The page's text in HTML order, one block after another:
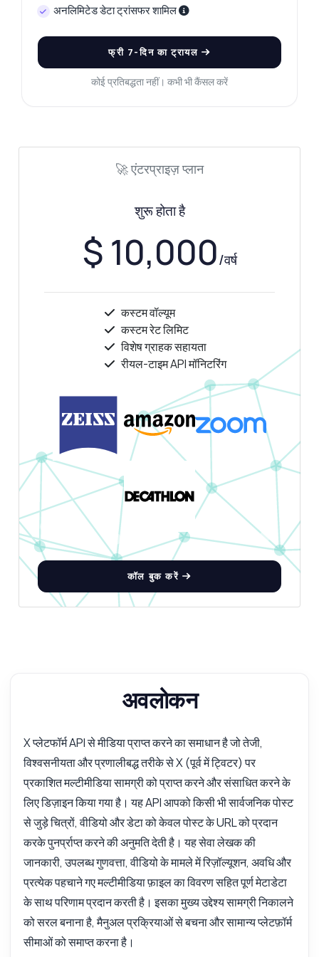
अनलिमिटेड डेटा ट्रांसफर शामिल
फ्री 7-दिन का ट्रायल
कोई प्रतिबद्धता नहीं। कभी भी कैंसल करें
🚀 एंटरप्राइज़ प्लान
शुरू होता है
$ 10,000/वर्ष
कस्टम वॉल्यूम
कस्टम रेट लिमिट
विशेष ग्राहक सहायता
रीयल-टाइम API मॉनिटरिंग
कॉल बुक करें
अवलोकन
X प्लेटफॉर्म API से मीडिया प्राप्त करने का समाधान है जो तेजी,
विश्वसनीयता और प्रणालीबद्ध तरीके से X (पूर्व में ट्विटर) पर
प्रकाशित मल्टीमीडिया सामग्री को प्राप्त करने और संसाधित करने के
लिए डिज़ाइन किया गया है। यह API आपको किसी भी सार्वजनिक पोस्ट
से जुड़े चित्रों, वीडियो और डेटा को केवल पोस्ट के URL को प्रदान
करके पुनर्प्राप्त करने की अनुमति देती है। यह सेवा लेखक की
जानकारी, उपलब्ध गुणवत्ता, वीडियो के मामले में रिज़ॉल्यूशन, अवधि और
प्रत्येक पहचाने गए मल्टीमीडिया फ़ाइल का विवरण सहित पूर्ण मेटाडेटा
के साथ परिणाम प्रदान करती है। इसका मुख्य उद्देश्य सामग्री निकालने
को सरल बनाना है, मैनुअल प्रक्रियाओं से बचना और सामान्य प्लेटफ़ॉर्म
सीमाओं को समाप्त करना है।
· मैं सपोर्ट से पूछना पसंद करता हूँ